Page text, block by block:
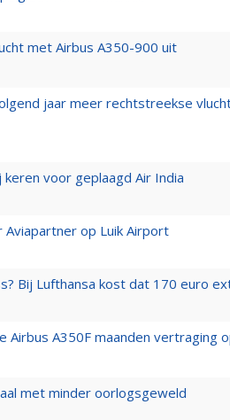
met Airbus A350-900 uit
jaar meer rechtstreekse
voor geplaagd Air India
Aviapartner op Luik Airport
Bij Lufthansa kost dat 170 euro
Airbus A350F maanden vertraging
met minder oorlogsgeweld